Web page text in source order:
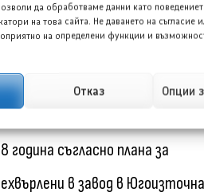
да обработваме данни като
на това сайта. Не даването на съгласие
на определени функции и
Отказ Опции
но планира да го представи
Канагава, където
съгласно плана за
в завод в Югоизточна